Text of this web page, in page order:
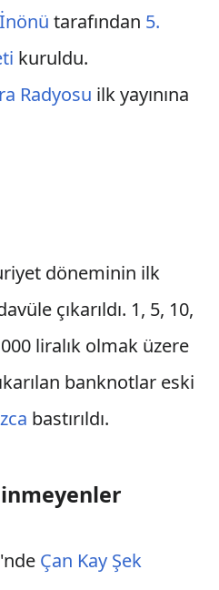
tarafından 5.
kuruldu.
Radyosu ilk yayınına
döneminin ilk
çıkarıldı. 1, 5, 10,
liralık olmak üzere
banknotlar eski
bastırıldı.
Çan Kay Şek